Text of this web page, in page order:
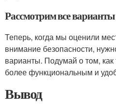
Рассмотрим все варианты
Теперь, когда мы оценили
внимание безопасности,
варианты. Подумай о том,
более функциональным и
Вывод